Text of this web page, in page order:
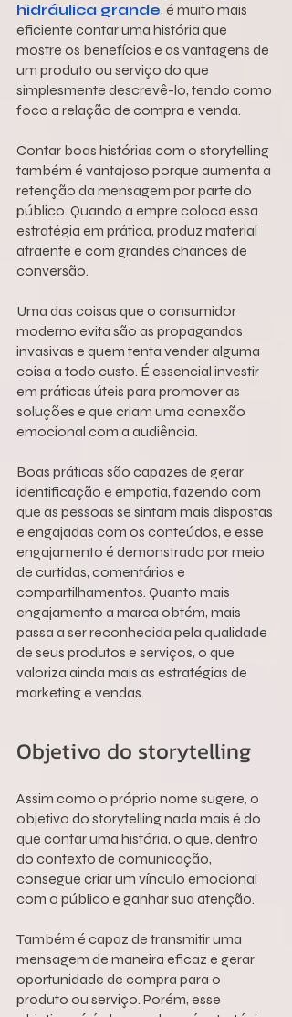
hidráulica grande, é muito mais
eficiente contar uma história que
mostre os benefícios e as vantagens de
um produto ou serviço do que
simplesmente descrevê-lo, tendo como
foco a relação de compra e venda.
Contar boas histórias com o storytelling
também é vantajoso porque aumenta a
retenção da mensagem por parte do
público. Quando a empre coloca essa
estratégia em prática, produz material
atraente e com grandes chances de
conversão.
Uma das coisas que o consumidor
moderno evita são as propagandas
invasivas e quem tenta vender alguma
coisa a todo custo. É essencial investir
em práticas úteis para promover as
soluções e que criam uma conexão
emocional com a audiência.
Boas práticas são capazes de gerar
identificação e empatia, fazendo com
que as pessoas se sintam mais dispostas
e engajadas com os conteúdos, e esse
engajamento é demonstrado por meio
de curtidas, comentários e
compartilhamentos. Quanto mais
engajamento a marca obtém, mais
passa a ser reconhecida pela qualidade
de seus produtos e serviços, o que
valoriza ainda mais as estratégias de
marketing e vendas.
Objetivo do storytelling
Assim como o próprio nome sugere, o
objetivo do storytelling nada mais é do
que contar uma história, o que, dentro
do contexto de comunicação,
consegue criar um vínculo emocional
com o público e ganhar sua atenção.
Também é capaz de transmitir uma
mensagem de maneira eficaz e gerar
oportunidade de compra para o
produto ou serviço. Porém, esse